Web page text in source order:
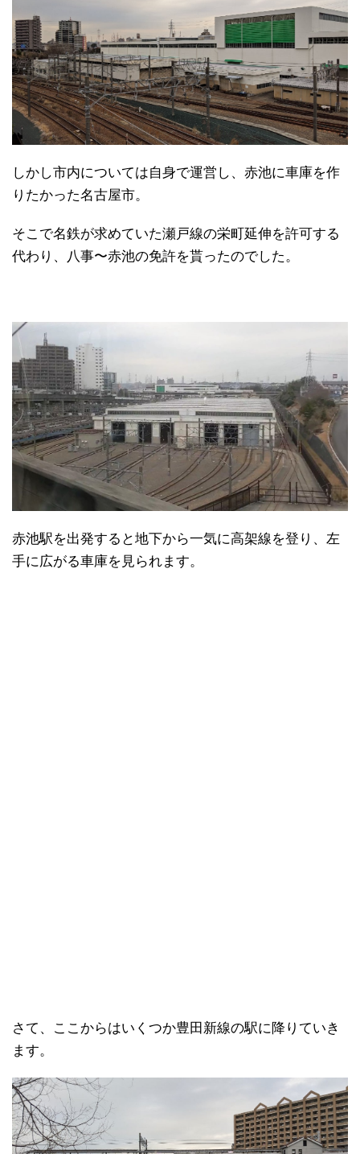
しかし市内については自身で運営し、赤池に車庫を作
りたかった名古屋市。
そこで名鉄が求めていた瀬戸線の栄町延伸を許可する
代わり、八事〜赤池の免許を貰ったのでした。
赤池駅を出発すると地下から一気に高架線を登り、左
手に広がる車庫を見られます。
さて、ここからはいくつか豊田新線の駅に降りていき
ます。